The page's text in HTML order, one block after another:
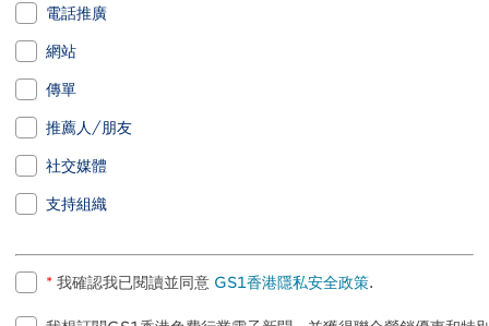
電話推廣
網站
傳單
推薦人/朋友
社交媒體
支持組織
* 我確認我已閱讀並同意 GS1香港隱私安全政策.